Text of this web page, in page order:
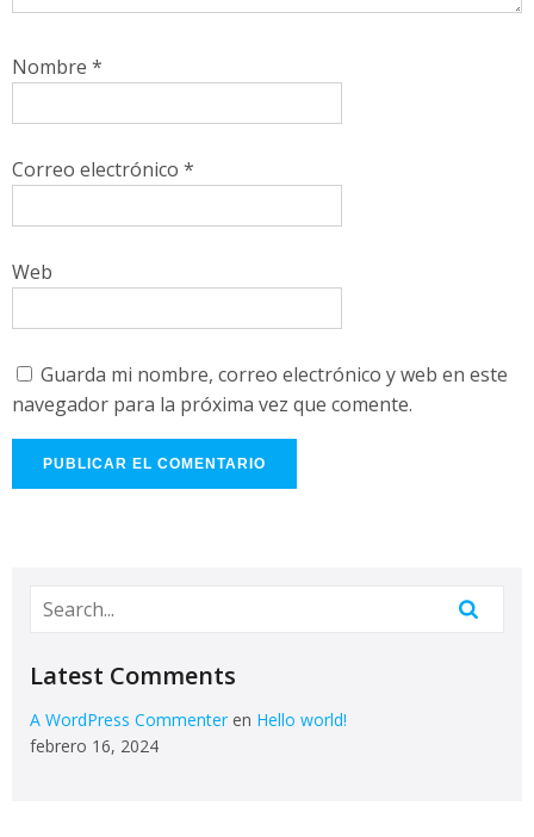
Nombre *
Correo electrónico *
Web
Guarda mi nombre, correo electrónico y web en este
navegador para la próxima vez que comente.
Latest Comments
A WordPress Commenter en Hello world!
febrero 16, 2024